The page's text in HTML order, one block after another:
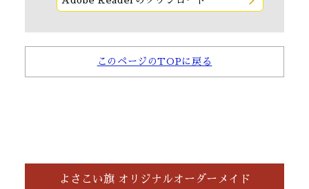
このページのTOPに戻る
よさこい旗 オリジナルオーダーメイド